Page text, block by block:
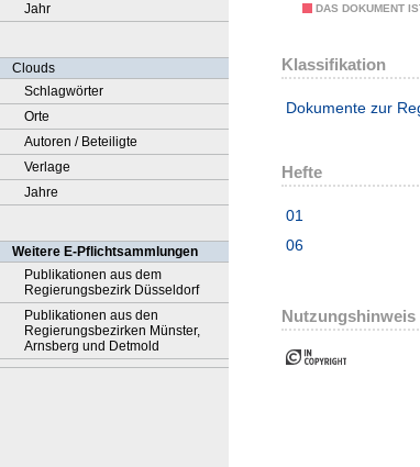
Jahr
Clouds
Schlagwörter
Orte
Autoren / Beteiligte
Verlage
Jahre
Weitere E-Pflichtsammlungen
Publikationen aus dem
Regierungsbezirk Düsseldorf
Publikationen aus den
Regierungsbezirken Münster,
Arnsberg und Detmold
DAS DOKUMENT
Klassifikation
Dokumente zur
Hefte
01
06
Nutzungshinweis